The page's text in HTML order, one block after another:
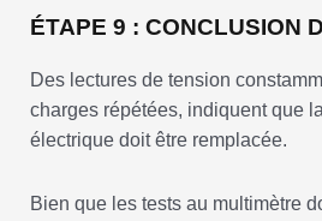
ÉTAPE 9 : CONCLUSION
Des lectures de tension
charges répétées, indiquent que
électrique doit être remplacée.
Bien que les tests au multimètre